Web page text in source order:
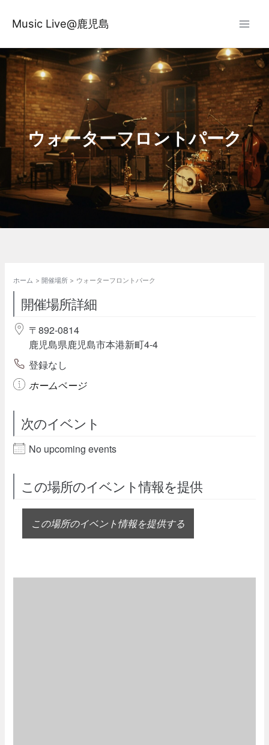
ス
キ
プ
Music Live@鹿児島
ウォーターフロントパーク
ホーム 開催場所 ウォーターフロントパーク
開催場所詳細
〒892-0814
鹿児島県鹿児島市本港新町4-4
登録なし
ホームページ
次のイベント
No upcoming events
この場所のイベント情報を提供
この場所のイベント情報を提供する